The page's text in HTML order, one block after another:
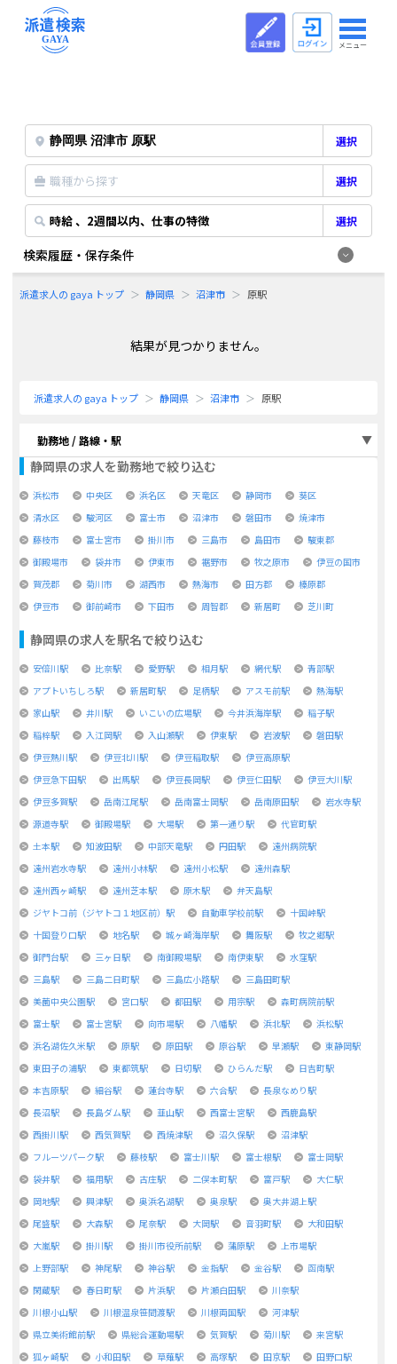
メニュー
選択
職種から探す 選択
時給 、2週間以内、仕事の特徴 選択
検索履歴・保存条件
派遣求人の gaya トップ 静岡県 沼津市 原駅
結果が見つかりません。
派遣求人の gaya トップ 静岡県 沼津市 原駅
勤務地 / 路線・駅
静岡県の求人を勤務地で絞り込む
浜松市 中央区 浜名区 天竜区 静岡市
葵区
清水区
駿河区 富士市 沼津市 磐田市
焼津市
藤枝市
富士宮市 掛川市 三島市 島田市
駿東郡
御殿場市
袋井市 伊東市 裾野市 牧之原市
伊豆の国市
賀茂郡
菊川市 湖西市 熱海市 田方郡
榛原郡
伊豆市
御前崎市 下田市 周智郡 新居町 芝川町
静岡県の求人を駅名で絞り込む
安倍川駅 比奈駅 愛野駅 相月駅 網代駅
青部駅
アプトいちしろ駅
新居町駅 足柄駅 アスモ前駅
熱海駅
家山駅
井川駅 いこいの広場駅 今井浜海岸駅
稲子駅
稲梓駅
入江岡駅 入山瀬駅 伊東駅 岩波駅
磐田駅
伊豆熱川駅
伊豆北川駅 伊豆稲取駅
伊豆高原駅
伊豆急下田駅
出馬駅 伊豆長岡駅 伊豆仁田駅
伊豆大川駅
伊豆多賀駅
岳南江尾駅 岳南富士岡駅 岳南原田駅
岩水寺駅
源道寺駅
御殿場駅 大場駅 第一通り駅
代官町駅
土本駅
知波田駅 中部天竜駅 円田駅
遠州病院駅
遠州岩水寺駅
遠州小林駅 遠州小松駅
遠州森駅
遠州西ヶ崎駅
遠州芝本駅 原木駅
弁天島駅
ジヤトコ前（ジヤトコ１地区前）駅
自動車学校前駅
十国峠駅
十国登り口駅
地名駅 城ヶ崎海岸駅 舞阪駅
牧之郷駅
御門台駅
三ヶ日駅 南御殿場駅 南伊東駅
水窪駅
三島駅
三島二日町駅 三島広小路駅
三島田町駅
美薗中央公園駅
宮口駅 都田駅 用宗駅
森町病院前駅
富士駅
富士宮駅 向市場駅 八幡駅 浜北駅
浜松駅
浜名湖佐久米駅
原駅 原田駅 原谷駅 早瀬駅
東静岡駅
東田子の浦駅
東都筑駅 日切駅 ひらんだ駅
日吉町駅
本吉原駅
細谷駅 蓮台寺駅 六合駅
長泉なめり駅
長沼駅
長島ダム駅 韮山駅 西富士宮駅
西鹿島駅
西掛川駅
西気賀駅 西焼津駅 沼久保駅
沼津駅
フルーツパーク駅
藤枝駅 富士川駅 富士根駅
富士岡駅
袋井駅
福用駅 古庄駅 二俣本町駅 富戸駅
大仁駅
岡地駅
興津駅 奥浜名湖駅 奥泉駅
奥大井湖上駅
尾盛駅
大森駅 尾奈駅 大岡駅 音羽町駅
大和田駅
大嵐駅
掛川駅 掛川市役所前駅 蒲原駅
上市場駅
上野部駅
神尾駅 神谷駅 金指駅 金谷駅
函南駅
閑蔵駅
春日町駅 片浜駅 片瀬白田駅
川奈駅
川根小山駅
川根温泉笹間渡駅 川根両国駅
河津駅
県立美術館前駅
県総合運動場駅 気賀駅 菊川駅
来宮駅
狐ヶ崎駅
小和田駅 草薙駅 高塚駅 田京駅
田野口駅